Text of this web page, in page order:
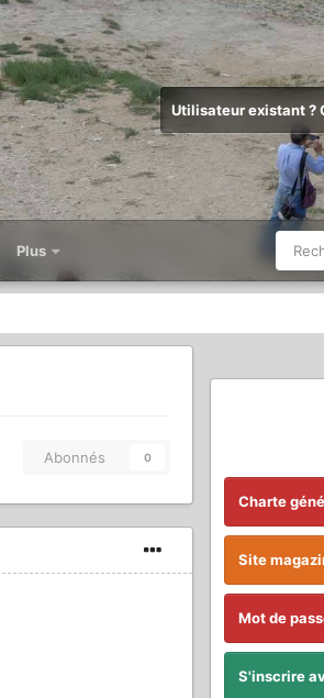
Utilisateur existant ?
Plus
Abonnés 0
Charte
Site
Mot de
S'inscrire